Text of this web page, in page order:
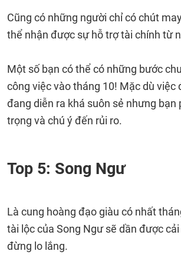
Cũng có những người chỉ có chút
thể nhận được sự hỗ trợ tài chính từ
Một số bạn có thể có những bước
công việc vào tháng 10! Mặc dù việc
đang diễn ra khá suôn sẻ nhưng bạn
trọng và chú ý đến rủi ro.
Top 5: Song Ngư
Là cung hoàng đạo giàu có nhất
tài lộc của Song Ngư sẽ dần được
đừng lo lắng.